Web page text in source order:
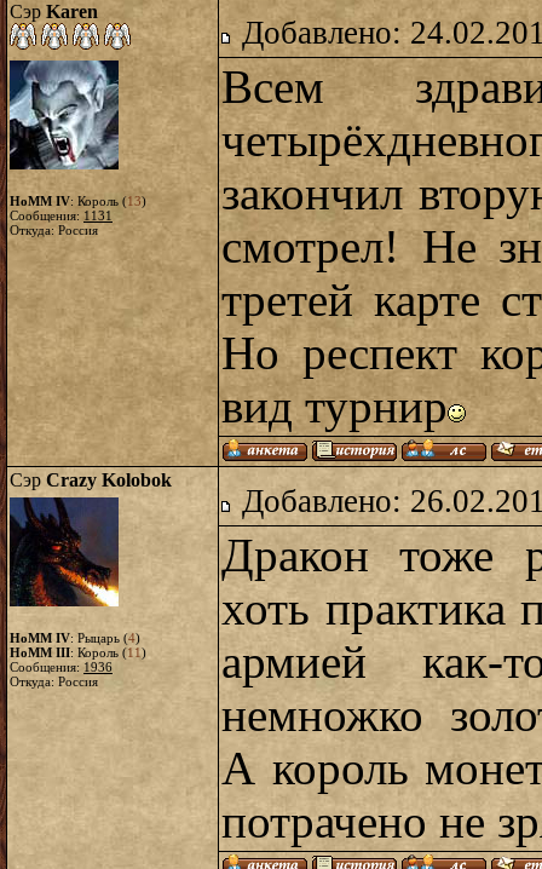
Сэр Karen
HoMM IV: Король (13)
Сообщения: 1131
Откуда: Россия
Добавлено:
Всем
закончил
смотрел! Не
третей карте
Но респект
вид турнир
Сэр Crazy Kolobok
HoMM IV: Рыцарь (4)
HoMM III: Король (11)
Сообщения:1936
Откуда: Россия
Добавлено:
Дракон тоже
хоть практика
армией как-
немножко
А король
потрачено не